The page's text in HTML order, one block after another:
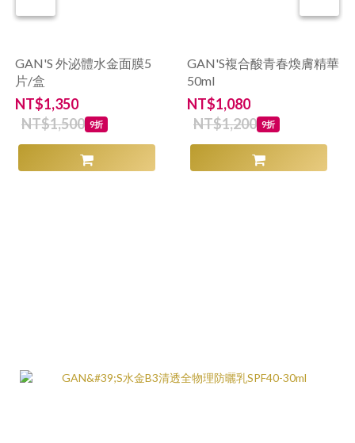
GAN'S 外泌體水金面膜5
片/盒
NT$1,350
NT$1,500 9折
GAN'S複合酸青春煥膚精華
50ml
NT$1,080
NT$1,200 9折